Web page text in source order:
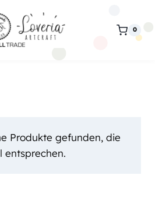
0
Produkte gefunden, die
entsprechen.